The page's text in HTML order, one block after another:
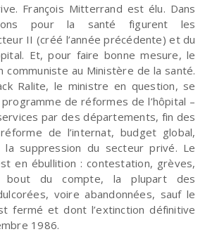
François Mitterrand est élu. Dans
pour la santé figurent les
II (créé l’année précédente) et du
Et, pour faire bonne mesure, le
communiste au Ministère de la santé.
Ralite, le ministre en question, se
de réformes de l’hôpital –
par des départements, fin des
de l’internat, budget global,
la suppression du secteur privé. Le
en ébullition : contestation, grèves,
bout du compte, la plupart des
voire abandonnées, sauf le
fermé et dont l’extinction définitive
1986.